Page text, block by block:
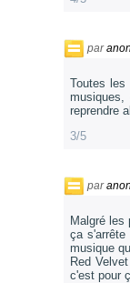
par
Toutes
reprendre
3/5
par
Malgré
ça
musique
Red
c'est pour